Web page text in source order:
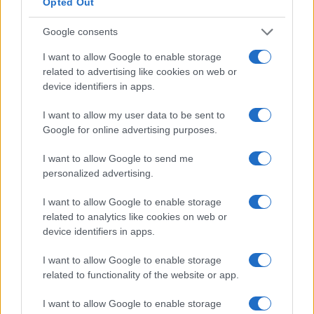
Google consents
I want to allow Google to enable storage
related to advertising like cookies on web or
device identifiers in apps.
I want to allow my user data to be sent to
Google for online advertising purposes.
I want to allow Google to send me
personalized advertising.
I want to allow Google to enable storage
related to analytics like cookies on web or
device identifiers in apps.
I want to allow Google to enable storage
related to functionality of the website or app.
I want to allow Google to enable storage
Percentuale media annua di incremento
salariale in Messico
Quanto sono gli incrementi salariali annuali in
Messico? Con che frequenza i dipendenti
ottengono aumenti di stipendio?
Messico
È probabile che i dipendenti in Messico registrino
un aumento salariale di circa l’8% ogni 18 mesi.
Le cifre fornite qui sono medie di numeri. Queste cifre
dovrebbero essere prese come linee guida generali.
Gli incrementi di stipendio variano da persona a
persona e dipendono da molti fattori, ma le tue
dell’organizzazione rimangono i fattori più importanti